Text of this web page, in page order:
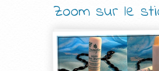
Zoom sur le